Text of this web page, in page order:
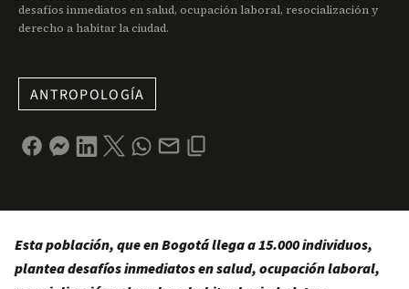
desafíos inmediatos en salud, ocupación laboral, resocialización y
derecho a habitar la ciudad.
ANTROPOLOGÍA
Esta población, que en Bogotá llega a 15.000 individuos,
plantea desafíos inmediatos en salud, ocupación laboral,